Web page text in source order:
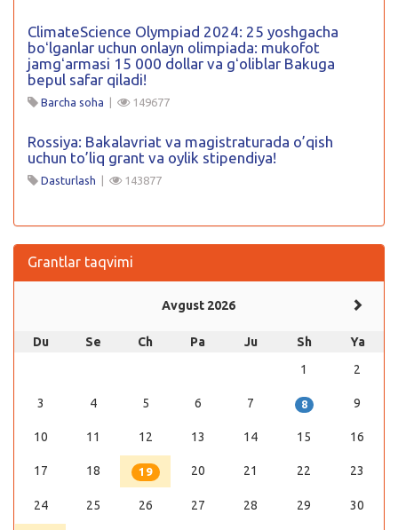
ClimateScience Olympiad 2024: 25 yoshgacha
boʻlganlar uchun onlayn olimpiada: mukofot
jamgʻarmasi 15 000 dollar va gʻoliblar Bakuga
bepul safar qiladi!
Barcha soha 149677
Rossiya: Bakalavriat va magistraturada o’qish
uchun to’liq grant va oylik stipendiya!
Dasturlash 143877
Grantlar taqvimi
Avgust 2026
Du Se Ch Pa Ju Sh
Ya
1
2
3 4 5 6 7 8 9
10 11 12 13 14 15 16
17 18 19 20 21 22 23
24 25 26 27 28 29 30